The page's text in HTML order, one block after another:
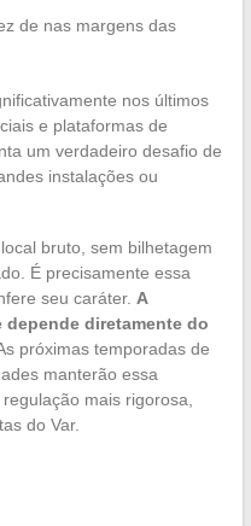
de nas margens das
nos últimos
e plataformas de
um verdadeiro desafio de
instalações ou
bruto, sem bilhetagem
É precisamente essa
seu caráter. A
diretamente do
próximas temporadas de
manterão essa
mais rigorosa,
do Var.